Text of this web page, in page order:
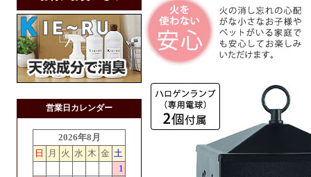
営業日カレンダー
2026年8月
日
月 火 水 木 金 土
1